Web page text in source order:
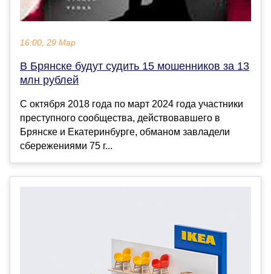
16:00, 29 Мар
В Брянске будут судить 15 мошенников за 13
млн рублей
С октября 2018 года по март 2024 года участники
преступного сообщества, действовавшего в
Брянске и Екатеринбурге, обманом завладели
сбережениями 75 г...